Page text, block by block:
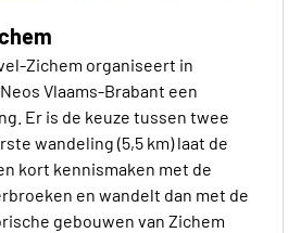
Zichem organiseert in
Vlaams-Brabant een
Er is de keuze tussen twee
wandeling (5,5 km) laat de
kort kennismaken met de
en wandelt dan met de
gebouwen van Zichem